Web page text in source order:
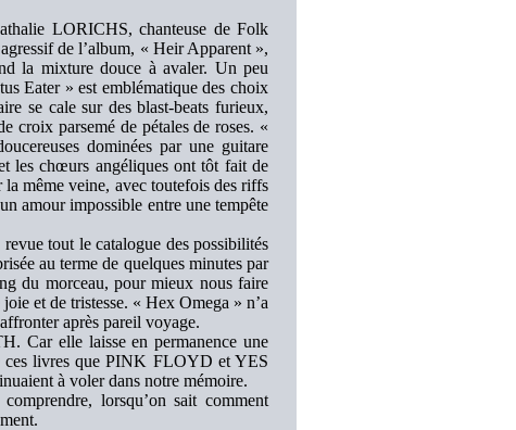
LORICHS, chanteuse de Folk
de l’album, « Heir Apparent »,
la mixture douce à avaler. Un peu
Eater » est emblématique des choix
se cale sur des blast-beats furieux,
croix parsemé de pétales de roses. «
dominées par une guitare
les chœurs angéliques ont tôt fait de
même veine, avec toutefois des riffs
amour impossible entre une tempête
tout le catalogue des possibilités
au terme de quelques minutes par
du morceau, pour mieux nous faire
et de tristesse. « Hex Omega » n’a
après pareil voyage.
Car elle laisse en permanence une
ces livres que PINK FLOYD et YES
à voler dans notre mémoire.
lorsqu’on sait comment